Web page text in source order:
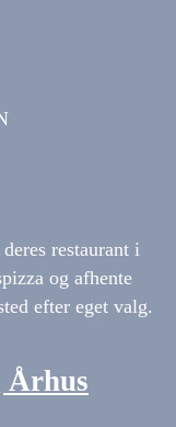
restaurant i
og afhente
efter eget valg.
Århus